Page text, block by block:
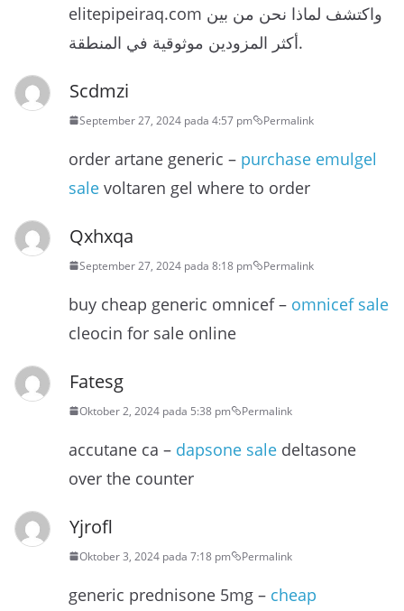
elitepipeiraq.com واكتشف لماذا نحن من بين
أكثر المزودين موثوقية في المنطقة.
Scdmzi
September 27, 2024 pada 4:57 pm Permalink
order artane generic – purchase emulgel
sale voltaren gel where to order
Qxhxqa
September 27, 2024 pada 8:18 pm Permalink
buy cheap generic omnicef – omnicef sale
cleocin for sale online
Fatesg
Oktober 2, 2024 pada 5:38 pm Permalink
accutane ca – dapsone sale deltasone
over the counter
Yjrofl
Oktober 3, 2024 pada 7:18 pm Permalink
generic prednisone 5mg – cheap